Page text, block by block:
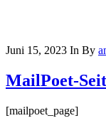
Juni 15, 2023 In By
MailPoet-
[mailpoet_page]